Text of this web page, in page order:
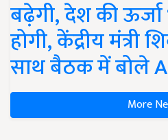
बढ़ेगी, देश की ऊर्जा
होगी, केंद्रीय मंत्री
साथ बैठक में बोले
More